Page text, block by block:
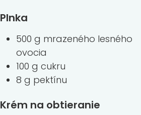
Plnka
500 g mrazeného lesného
ovocia
100 g cukru
8 g pektínu
Krém na obtieranie